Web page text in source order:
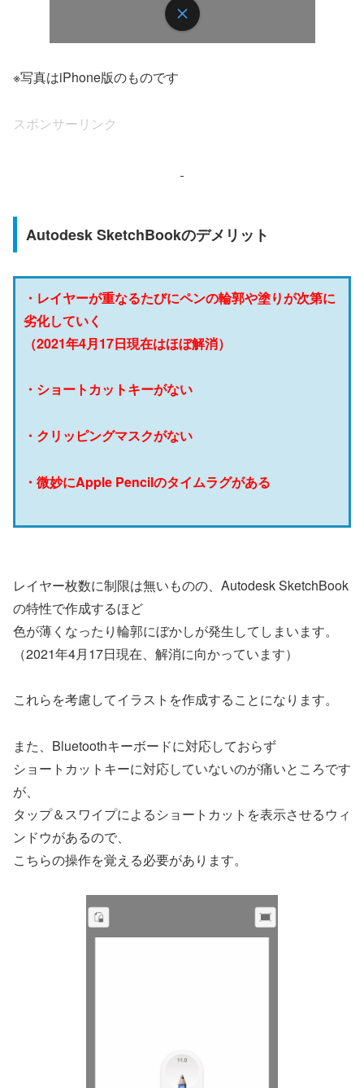
※写真はiPhone版のものです
スポンサーリンク
Autodesk SketchBookのデメリット
・レイヤーが重なるたびにペンの輪郭や塗りが次第に
劣化していく
（2021年4月17日現在はほぼ解消）
・ショートカットキーがない
・クリッピングマスクがない
・微妙にApple Pencilのタイムラグがある
レイヤー枚数に制限は無いものの、Autodesk SketchBook
の特性で作成するほど
色が薄くなったり輪郭にぼかしが発生してしまいます。
（2021年4月17日現在、解消に向かっています）
これらを考慮してイラストを作成することになります。
また、Bluetoothキーボードに対応しておらず
ショートカットキーに対応していないのが痛いところです
が、
タップ＆スワイプによるショートカットを表示させるウィ
ンドウがあるので、
こちらの操作を覚える必要があります。